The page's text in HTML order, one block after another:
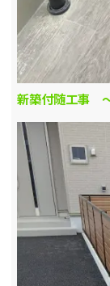
新築付随工事